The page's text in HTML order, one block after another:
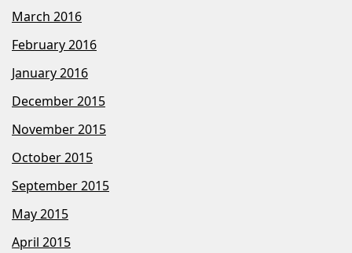
March 2016
February 2016
January 2016
December 2015
November 2015
October 2015
September 2015
May 2015
April 2015